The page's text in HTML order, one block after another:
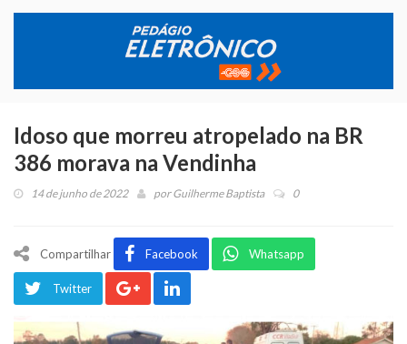
Idoso que morreu atropelado na BR
386 morava na Vendinha
14 de junho de 2022 porGuilherme Baptista 0
Compartilhar Facebook Whatsapp
Twitter